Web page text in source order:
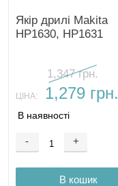
Якір дрилі Makita
HP1630, HP1631
1,347 грн.
ЦІНА: 1,279 грн.
В наявності
- +
В кошик